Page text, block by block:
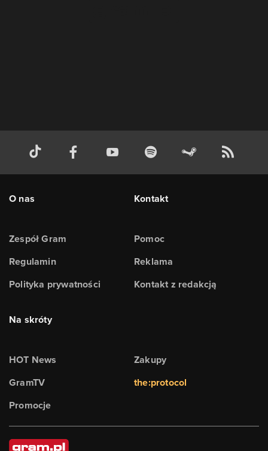
O nas
Zespół Gram
Regulamin
Polityka prywatności
Kontakt
Pomoc
Reklama
Kontakt z redakcją
Na skróty
HOT News
GramTV
Promocje
Zakupy
the:protocol